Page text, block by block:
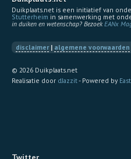
Duikplaats.net is een initiatief van
Stutterheim in samenwerking met
in duiken en wetenschap? BezoekEANx
disclaimer| algemene voorwaarden
© 2026 Duikplaats.net
Realisatie door dJazzit- Powered by